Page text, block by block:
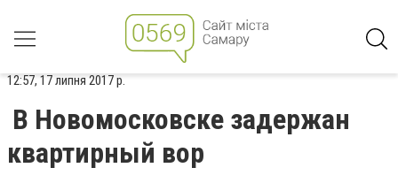
12:57, 17 липня 2017 р.
В Новомосковске задержан
квартирный вор